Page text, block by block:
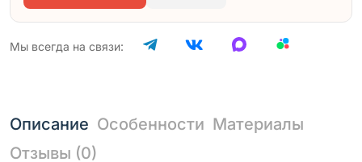
Мы всегда на связи:
Описание Особенности Материалы
Отзывы (0)